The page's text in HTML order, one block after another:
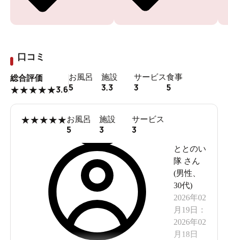
口コミ
総合評価
★★★★★3.6
お風呂
5
施設
3.3
サービス
3
食事
5
★★★★★お風呂
5
施設
3
サービス
3
ととのい
隊 さん
(男性
30代)
2026年02
月19日
：
2026年02
月18日